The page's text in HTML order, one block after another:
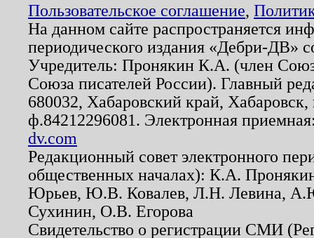
Пользовательское соглашение,
На данном сайте распространяется
периодического издания «Дебри-ДВ»
Учредитель: Пронякин К.А. (член
Союза писателей России). Главный
680032, Хабаровский край,
ф.84212296081. Электронная
dv.com
Редакционный совет электронного
общественных началах): К.А.
Юрьев, Ю.В. Ковалев, Л.Н. Левина,
Сухинин, О.В. Егорова
Свидетельство о регистрации СМИ